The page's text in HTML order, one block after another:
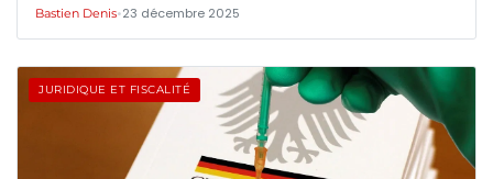
Bastien Denis•23 décembre 2025
JURIDIQUE ET FISCALITÉ